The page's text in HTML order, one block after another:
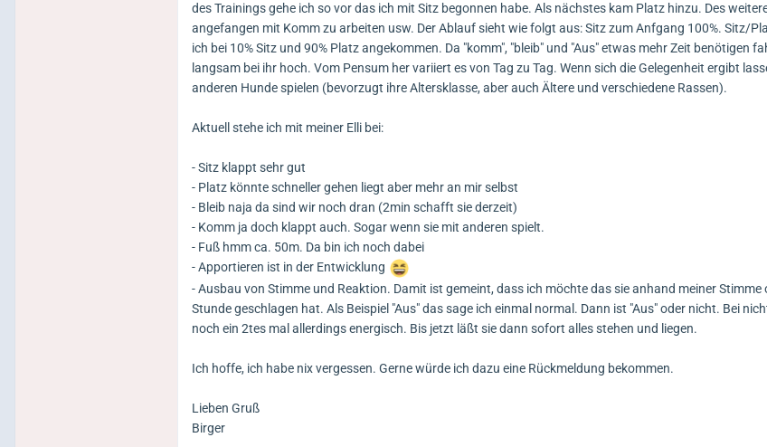
des Trainings gehe ich so vor das ich mit Sitz begonnen habe. Als nächstes kam Platz hinzu. Des
angefangen mit Komm zu arbeiten usw. Der Ablauf sieht wie folgt aus: Sitz zum Anfgang 100%. Sitz/
ich bei 10% Sitz und 90% Platz angekommen. Da "komm", "bleib" und "Aus" etwas mehr Zeit benötigen
langsam bei ihr hoch. Vom Pensum her variiert es von Tag zu Tag. Wenn sich die Gelegenheit ergibt
anderen Hunde spielen (bevorzugt ihre Altersklasse, aber auch Ältere und verschiedene Rassen).
Aktuell stehe ich mit meiner Elli bei:
- Sitz klappt sehr gut
- Platz könnte schneller gehen liegt aber mehr an mir selbst
- Bleib naja da sind wir noch dran (2min schafft sie derzeit)
- Komm ja doch klappt auch. Sogar wenn sie mit anderen spielt.
- Fuß hmm ca. 50m. Da bin ich noch dabei
- Apportieren ist in der Entwicklung
- Ausbau von Stimme und Reaktion. Damit ist gemeint, dass ich möchte das sie anhand meiner
Stunde geschlagen hat. Als Beispiel "Aus" das sage ich einmal normal. Dann ist "Aus" oder nicht. Bei
noch ein 2tes mal allerdings energisch. Bis jetzt läßt sie dann sofort alles stehen und liegen.
Ich hoffe, ich habe nix vergessen. Gerne würde ich dazu eine Rückmeldung bekommen.
Lieben Gruß
Birger